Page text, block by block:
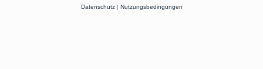
Datenschutz| Nutzungsbedingungen